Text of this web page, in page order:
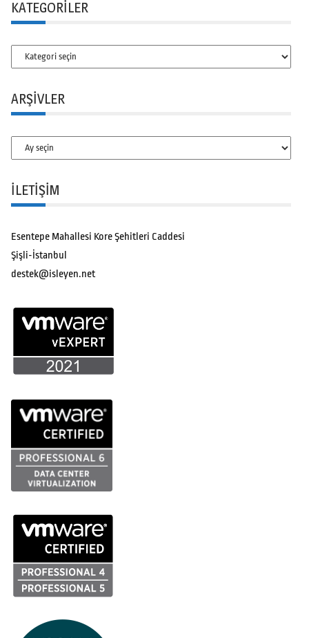
KATEGORILER
Kategoriler
ARŞIVLER
Arşivler
İLETİŞİM
Esentepe Mahallesi Kore Şehitleri Caddesi
Şişli-İstanbul
destek@isleyen.net